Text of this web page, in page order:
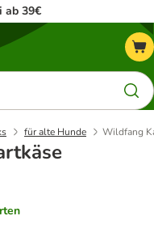
ab 39€
für alte Hunde Wildfang